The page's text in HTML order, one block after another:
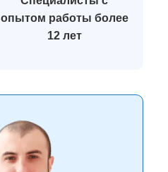
опытом работы более
12 лет